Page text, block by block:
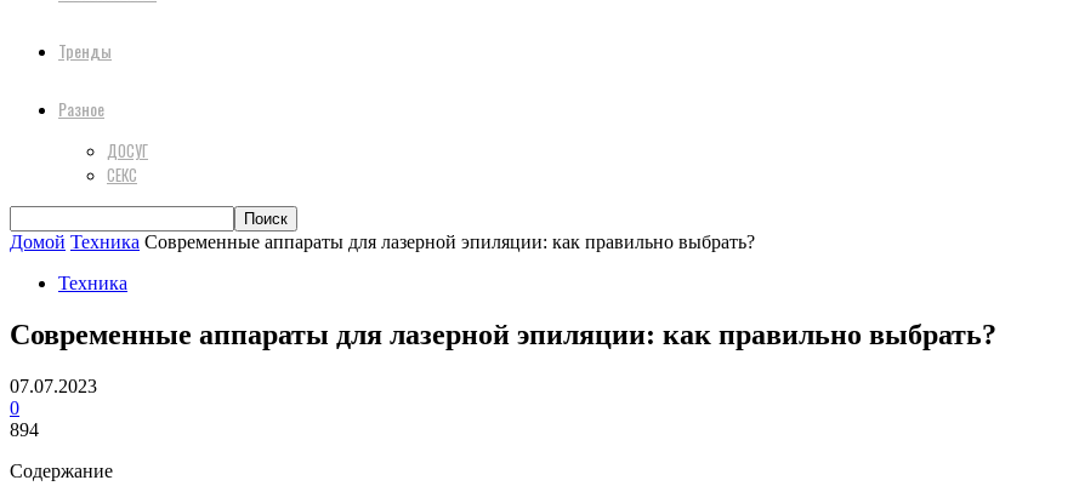
Тренды
Разное
ДОСУГ
СЕКС
Домой Техника Современные аппараты для лазерной эпиляции: как правильно выбрать?
Техника
Современные аппараты для лазерной эпиляции: как правильно выбрать?
07.07.2023
0
894
Содержание